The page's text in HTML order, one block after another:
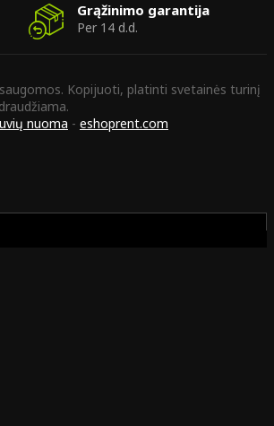
Grąžinimo garantija
Per 14 d.d.
Kopijuoti, platinti svetainės turinį
nuoma - eshoprent.com